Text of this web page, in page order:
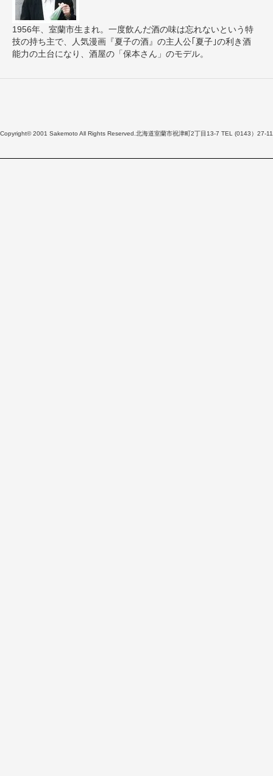
1956年、室蘭市生まれ。一度飲んだ酒の味は忘れないという特
技の持ち主で、人気漫画『夏子の酒』の主人公｢夏子｣の利き酒
能力の土台になり、酒屋の「保本さん」のモデル。
Copyright© 2001 Sakemoto All Rights Reserved.北海道室蘭市祝津町2丁目13-7 TEL (0143）27-